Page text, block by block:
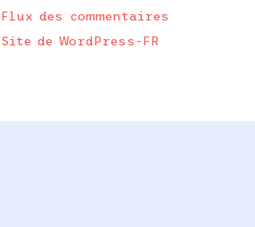
Flux des commentaires
Site de WordPress-FR